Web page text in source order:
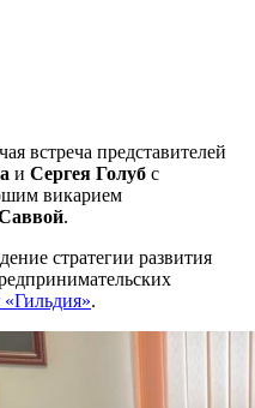
встреча представителей
и Сергея Голуб с
викарием
.
стратегии развития
.